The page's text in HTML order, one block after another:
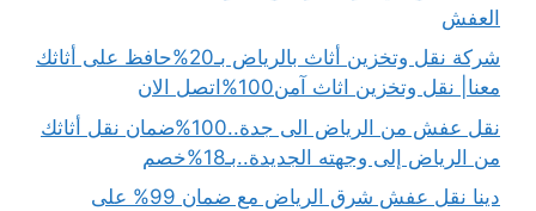
العفش
شركة نقل وتخزين أثاث بالرياض بـ20%حافظ على أثاثك
معنا| نقل وتخزين اثاث آمن100%اتصل الان
نقل عفش من الرياض الى جدة..100%ضمان نقل أثاثك
من الرياض إلى وجهته الجديدة..بـ18%خصم
دينا نقل عفش شرق الرياض مع ضمان 99% على